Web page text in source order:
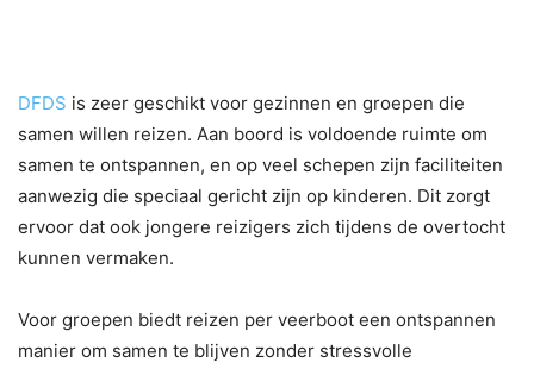
DFDS is zeer geschikt voor gezinnen en groepen die
samen willen reizen. Aan boord is voldoende ruimte om
samen te ontspannen, en op veel schepen zijn faciliteiten
aanwezig die speciaal gericht zijn op kinderen. Dit zorgt
ervoor dat ook jongere reizigers zich tijdens de overtocht
kunnen vermaken.
Voor groepen biedt reizen per veerboot een ontspannen
manier om samen te blijven zonder stressvolle